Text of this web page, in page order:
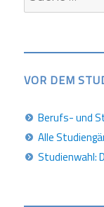
nach:
VOR DEM
Berufs- und
Alle
Studienwahl: